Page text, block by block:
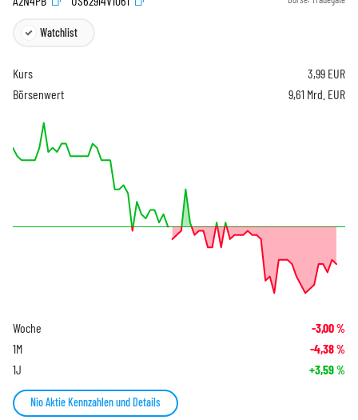
Watchlist
Kurs 3,99 EUR
Börsenwert
9,61 Mrd. EUR
Woche -3,00%
1M -4,38%
1J +3,59%
Nio Aktie Kennzahlen und Details